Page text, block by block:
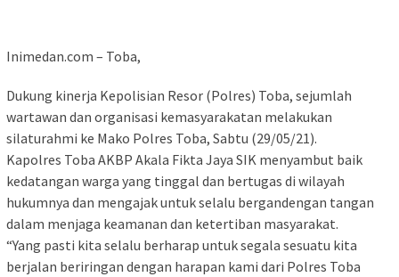
Inimedan.com – Toba,
Dukung kinerja Kepolisian Resor (Polres) Toba, sejumlah
wartawan dan organisasi kemasyarakatan melakukan
silaturahmi ke Mako Polres Toba, Sabtu (29/05/21).
Kapolres Toba AKBP Akala Fikta Jaya SIK menyambut baik
kedatangan warga yang tinggal dan bertugas di wilayah
hukumnya dan mengajak untuk selalu bergandengan tangan
dalam menjaga keamanan dan ketertiban masyarakat.
“Yang pasti kita selalu berharap untuk segala sesuatu kita
berjalan beriringan dengan harapan kami dari Polres Toba